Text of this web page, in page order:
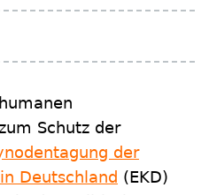
Schutz der
der
Deutschland (EKD)